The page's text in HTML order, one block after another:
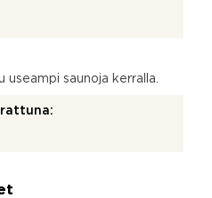
useampi saunoja kerralla.